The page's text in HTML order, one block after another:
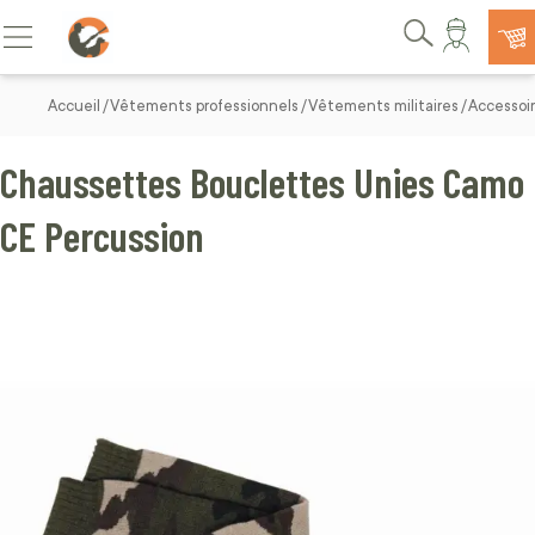
Allez au contenu
Basculer la navigation
Rechercher
Accueil Vêtements professionnels Vêtements militaires
Chaussettes Bouclettes Unies Camo
CE Percussion